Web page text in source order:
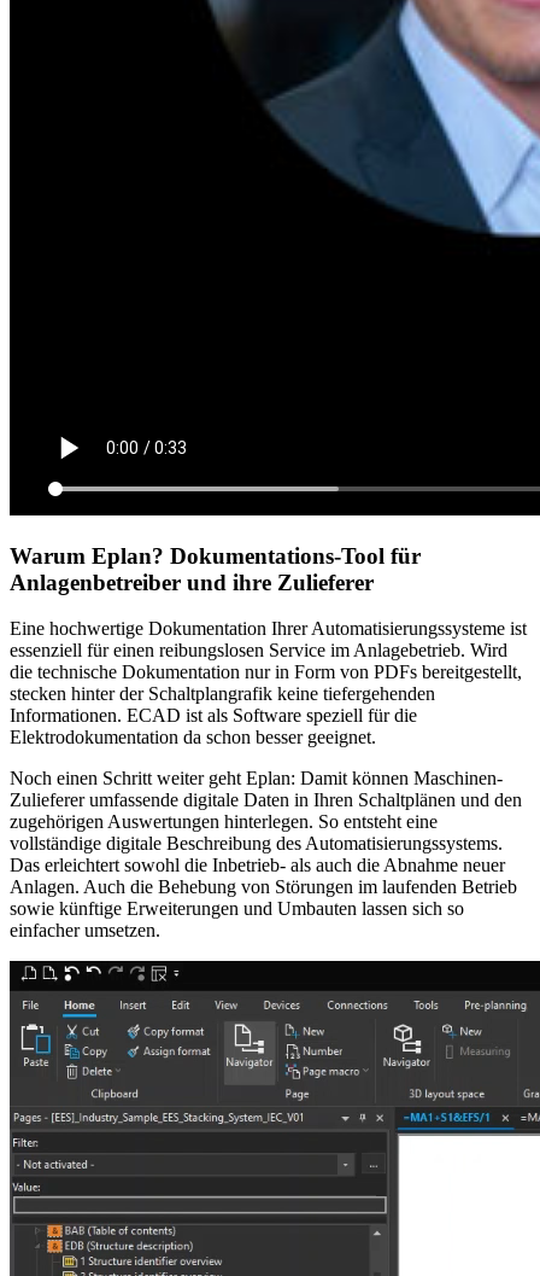
Warum Eplan? Dokumentations-Tool für
Anlagenbetreiber und ihre Zulieferer
Eine hochwertige Dokumentation Ihrer Automatisierungssysteme ist
essenziell für einen reibungslosen Service im Anlagebetrieb. Wird
die technische Dokumentation nur in Form von PDFs bereitgestellt,
stecken hinter der Schaltplangrafik keine tiefergehenden
Informationen. ECAD ist als Software speziell für die
Elektrodokumentation da schon besser geeignet.
Noch einen Schritt weiter geht Eplan: Damit können Maschinen-
Zulieferer umfassende digitale Daten in Ihren Schaltplänen und den
zugehörigen Auswertungen hinterlegen. So entsteht eine
vollständige digitale Beschreibung des Automatisierungssystems.
Das erleichtert sowohl die Inbetrieb- als auch die Abnahme neuer
Anlagen. Auch die Behebung von Störungen im laufenden Betrieb
sowie künftige Erweiterungen und Umbauten lassen sich so
einfacher umsetzen.